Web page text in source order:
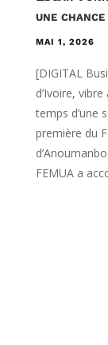
une
MAI 1, 2026
[DIGITAL
d’Ivoire,
temps d’une
première du
FEMUA a